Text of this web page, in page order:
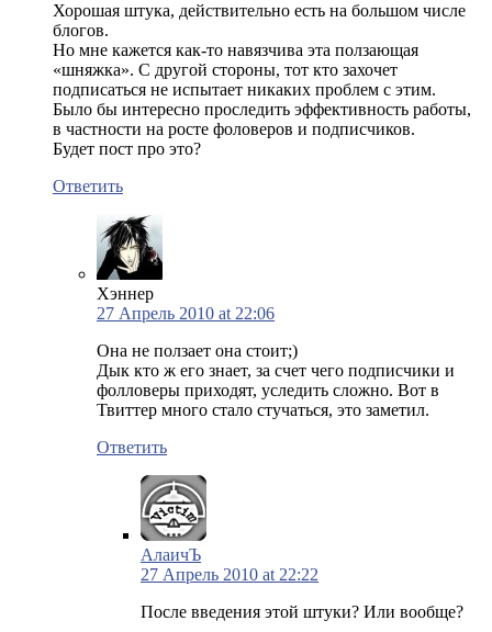
Хорошая штука, действительно есть на большом числе
блогов.
Но мне кажется как-то навязчива эта ползающая
«шняжка». С другой стороны, тот кто захочет
подписаться не испытает никаких проблем с этим.
Было бы интересно проследить эффективность работы,
в частности на росте фоловеров и подписчиков.
Будет пост про это?
Ответить
Хэннер
27 Апрель 2010 at 22:06
Она не ползает она стоит;)
Дык кто ж его знает, за счет чего подписчики и
фолловеры приходят, уследить сложно. Вот в
Твиттер много стало стучаться, это заметил.
Ответить
АлаичЪ
27 Апрель 2010 at 22:22
После введения этой штуки? Или вообще?